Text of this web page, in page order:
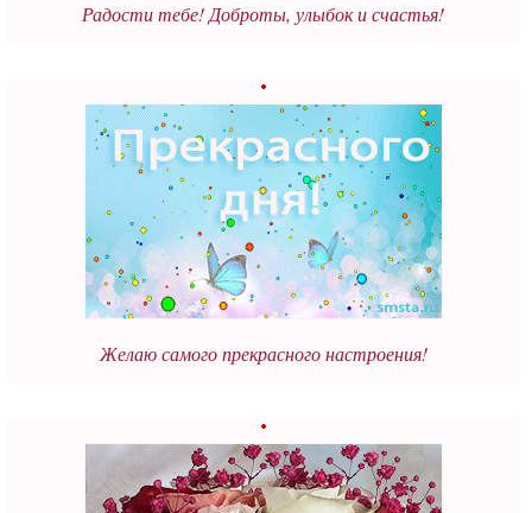
Радости тебе! Доброты, улыбок и счастья!
Желаю самого прекрасного настроения!